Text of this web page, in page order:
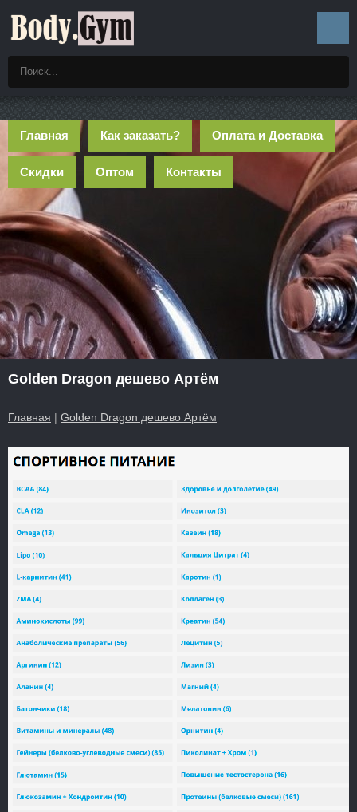
Главная Как заказать? Оплата и Доставка
Скидки Оптом Контакты
Golden Dragon дешево Артём
Главная | Golden Dragon дешево Артём